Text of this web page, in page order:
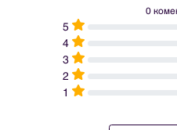
0
5
4
3
2
1